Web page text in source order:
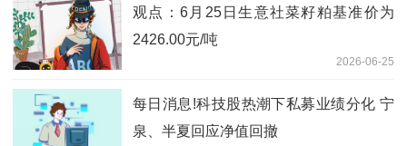
观点：6月25日生意社菜籽粕基准价为
2426.00元/吨
2026-06-25
每日消息!科技股热潮下私募业绩分化 宁
泉、半夏回应净值回撤